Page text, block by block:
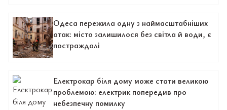
Одеса пережила одну з наймасштабніших
атак: місто залишилося без світла й води, є
постраждалі
Електрокар біля дому може стати великою
проблемою: електрик попередив про
небезпечну помилку